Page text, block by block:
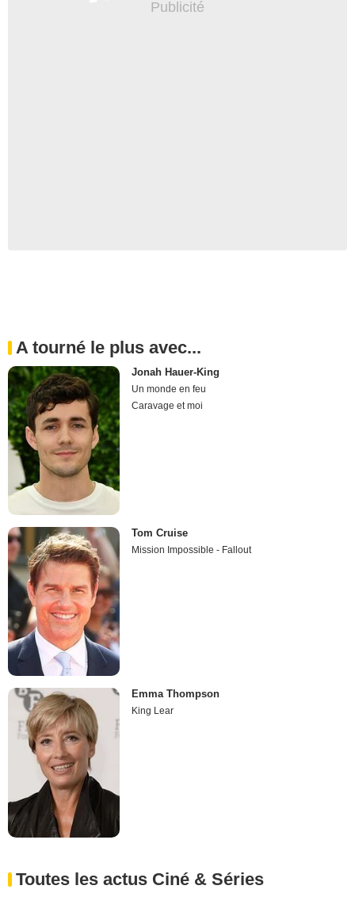
A tourné le plus avec...
Jonah Hauer-King
Un monde en feu
Caravage et moi
Tom Cruise
Mission Impossible - Fallout
Emma Thompson
King Lear
Toutes les actus Ciné & Séries